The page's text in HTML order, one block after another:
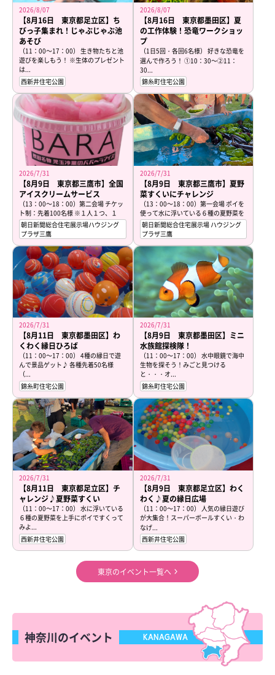
2026/8/07
【8月16日 東京都足立区】ち
びっ子集まれ！じゃぶじゃぶ池
あそび
（11：00～17：00） 生き物たちと池
遊びを楽しもう！ ※生体のプレゼント
は...
西新井住宅公園
2026/8/07
【8月16日 東京都墨田区】夏
の工作体験！恐竜ワークショッ
プ
（1日5回・各回6名様） 好きな恐竜を
選んで作ろう！ ①10：30～②11：
30...
錦糸町住宅公園
2026/7/31
【8月9日 東京都三鷹市】全国
アイスクリームサービス
（13：00～18：00）第二会場 チケッ
ト制：先着100名様 ※１人１つ、１
家...
朝日新聞総合住宅展示場ハウジング
プラザ三鷹
2026/7/31
【8月9日 東京都三鷹市】夏野
菜すくいにチャレンジ
（13：00～18：00）第一会場 ポイを
使って水に浮いている６種の夏野菜を
上手...
朝日新聞総合住宅展示場 ハウジング
プラザ三鷹
2026/7/31
【8月11日 東京都墨田区】わ
くわく縁日ひろば
（11：00～17：00） 4種の縁日で遊
んで景品ゲット♪ 各種先着50名様
（...
錦糸町住宅公園
2026/7/31
【8月9日 東京都墨田区】ミニ
水族館探検隊！
（11：00～17：00） 水中眼鏡で海中
生物を探そう！みごと見つける
と・・・オ...
錦糸町住宅公園
2026/7/31
【8月11日 東京都足立区】チ
ャレンジ♪夏野菜すくい
（11：00～17：00） 水に浮いている
６種の夏野菜を上手にポイですくって
みよ...
西新井住宅公園
2026/7/31
【8月9日 東京都足立区】わく
わく♪夏の縁日広場
（11：00～17：00） 人気の縁日遊び
が大集合！スーパーボールすくい・わ
なげ...
西新井住宅公園
東京のイベント一覧へ
神奈川のイベント KANAGAWA